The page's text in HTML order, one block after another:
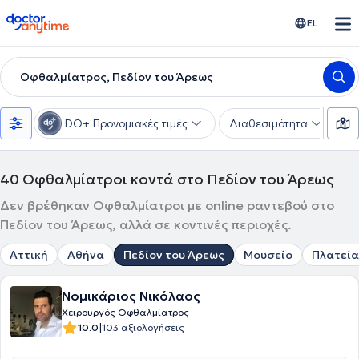
doctoranytime EL
Οφθαλμίατρος, Πεδίον του Άρεως
DO+ Προνομιακές τιμές Διαθεσιμότητα
40 Οφθαλμίατροι κοντά στο Πεδίον του Άρεως
Δεν βρέθηκαν Οφθαλμίατροι με online ραντεβού στο
Πεδίον του Άρεως, αλλά σε κοντινές περιοχές.
Αττική Αθήνα Πεδίον του Άρεως Μουσείο
Νομικάριος Νικόλαος
Χειρουργός Οφθαλμίατρος
10.0|103 αξιολογήσεις